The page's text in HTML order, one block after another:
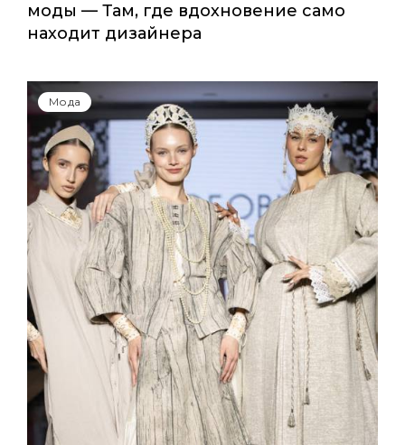
моды — Там, где вдохновение само
находит дизайнера
Мода